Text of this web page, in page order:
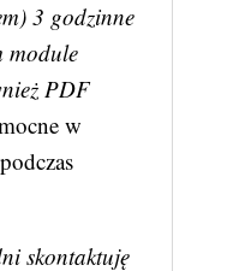
3 godzinne
module
PDF
w
skontaktuję